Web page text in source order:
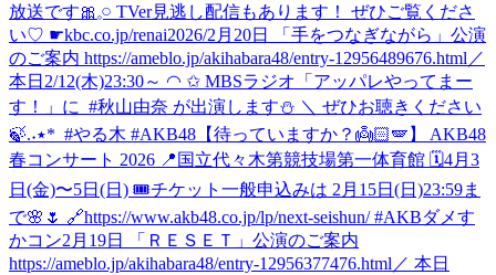
放送です🎀𓈒𓏸 TVer見逃し配信もあります！ ぜひご覧くださ
い♡ ☛kbc.co.jp/renai2026/2月20日 「手をつなぎながら」公演
のご案内 https://ameblo.jp/akihabara48/entry-12956489676.html ‎／
‎本日2/12(木)23:30～ ◠ ✩ ‎MBSラジオ「アッパレやってまー
す！」に ‎ ⁦‪#秋山由奈‬⁩ が出演します⛄ ‎＼ ‎ぜひお聴きください
【待っていますか？👼🏻🪽】 AKB48
春コンサート 2026 📍国立代々木第競技場第一体育館 🗓️4月3
日(金)〜5日(日) 🎟️チケット一般申込みは 2月15日(日)23:59ま
で🌸🌷 🔗https://www.akb48.co.jp/lp/next-seishun/ #AKBダメす
かコン2月19日 「ＲＥＳＥＴ」公演のご案内
https://ameblo.jp/akihabara48/entry-12956377476.html ／ 本日